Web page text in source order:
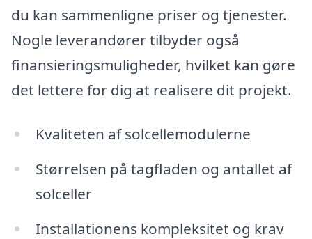
du kan sammenligne priser og tjenester.
Nogle leverandører tilbyder også
finansieringsmuligheder, hvilket kan gøre
det lettere for dig at realisere dit projekt.
Kvaliteten af solcellemodulerne
Størrelsen på tagfladen og antallet af
solceller
Installationens kompleksitet og krav